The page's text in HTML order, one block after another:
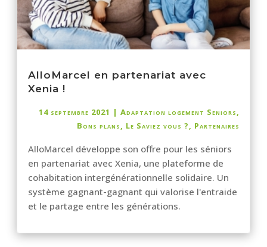
AlloMarcel en partenariat avec
Xenia !
14 septembre 2021 | Adaptation logement Seniors,
Bons plans, Le Saviez vous ?, Partenaires
AlloMarcel développe son offre pour les séniors
en partenariat avec Xenia, une plateforme de
cohabitation intergénérationnelle solidaire. Un
système gagnant-gagnant qui valorise l'entraide
et le partage entre les générations.